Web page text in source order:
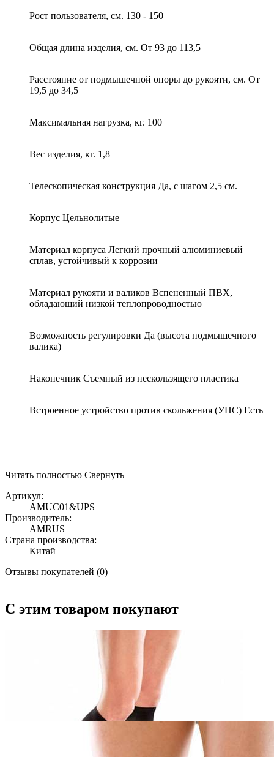
Рост пользователя, см. 130 - 150
Общая длина изделия, см. От 93 до 113,5
Расстояние от подмышечной опоры до рукояти, см. От
19,5 до 34,5
Максимальная нагрузка, кг. 100
Вес изделия, кг. 1,8
Телескопическая конструкция Да, с шагом 2,5 см.
Корпус Цельнолитые
Материал корпуса Легкий прочный алюминиевый
сплав, устойчивый к коррозии
Материал рукояти и валиков Вспененный ПВХ,
обладающий низкой теплопроводностью
Возможность регулировки Да (высота подмышечного
валика)
Наконечник Съемный из нескользящего пластика
Встроенное устройство против скольжения (УПС) Есть
Читать полностью Свернуть
Артикул:
AMUC01&UPS
Производитель:
AMRUS
Страна производства:
Китай
Отзывы покупателей (0)
С этим товаром покупают